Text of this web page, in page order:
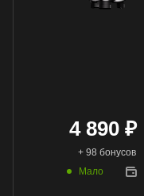
4 890 ₽
+ 98 бонусов
Мало